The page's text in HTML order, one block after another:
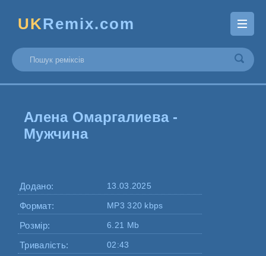
UKRemix.com
Алена Омаргалиева -
Мужчина
Додано: 13.03.2025
Формат: MP3 320 kbps
Розмір: 6.21 Mb
Тривалість: 02:43